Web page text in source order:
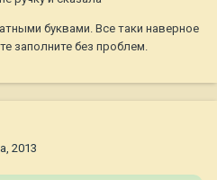
буквами. Все таки наверное
заполните без проблем.
2013